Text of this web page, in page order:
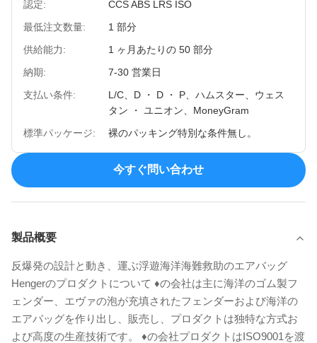
認定:
CCS ABS LRS ISO
最低注文数量:
1 部分
供給能力:
1 ヶ月あたりの 50 部分
納期:
7-30 営業日
支払い条件:
L/C、D ・ D ・ P、ハムスター、ウェス
タン ・ ユニオン、MoneyGram
標準パッケージ:
裸のパッキング特別な条件無し。
今すぐ問い合わせ
製品概要
反爆発の設計と動き、運ぶ浮遊海洋海難救助のエアバッグ
Hengerのプロダクトについて ♦の会社は主に海洋のゴム製フ
ェンダー、エヴァの泡が充填されたフェンダーおよび海洋の
エアバッグを作り出し、販売し、プロダクトは独特な方式お
よび高度の生産技術です。 ♦の会社プロダクトはISO9001を渡